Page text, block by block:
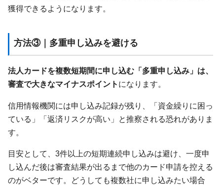
獲得できるようになります。
方法③｜多重申し込みを避ける
法人カードを複数短期間に申し込む「多重申し込み」は、
審査で大きなマイナスポイント になります。
信用情報機関には申し込み記録が残り、「資金繰りに困っ
ている」「返済リスクが高い」と推察される恐れがありま
す。
目安として、3件以上の短期連続申し込みは避け、一度申
し込んだ後は審査結果が出るまで他のカード申請を控える
のがベターです。どうしても複数社に申し込みたい場合